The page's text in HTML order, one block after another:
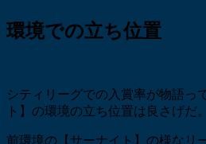
環境での立ち位置
シティリーグでの入賞率が物語っ
ト】の環境の立ち位置は良さげだ。
前環境の【サーナイト】の様なリ